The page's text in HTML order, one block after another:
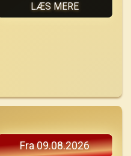
LÆS MERE
Fra 09.08.2026